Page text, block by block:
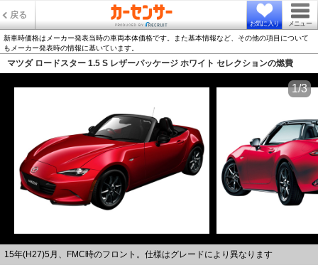
戻る
お気に入り メニュー
新車時価格はメーカー発表当時の車両本体価格です。また基本情報など、その他の項目について
もメーカー発表時の情報に基いています。
マツダ ロードスター 1.5 S レザーパッケージ ホワイト セレクションの燃費
15年(H27)5月、FMC時のフロント。仕様はグレードにより異なります
1/3